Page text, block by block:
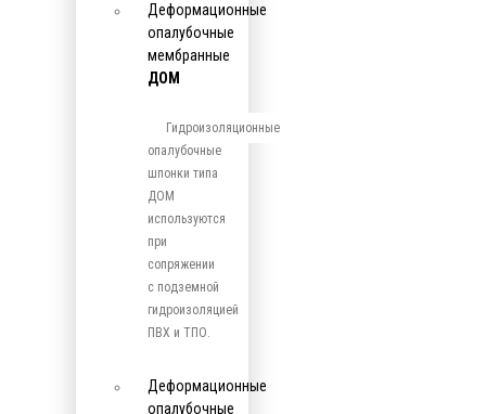
Деформационные
опалубочные
мембранные
ДОМ
Гидроизоляционные
опалубочные
шпонки типа
ДОМ
используются
при
сопряжении
с подземной
гидроизоляцией
ПВХ и ТПО.
Деформационные
опалубочные